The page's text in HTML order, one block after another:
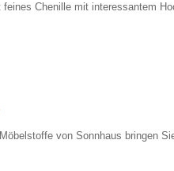
Chenille mit interessantem
von Sonnhaus bringen